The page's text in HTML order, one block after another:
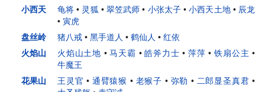
小西天
龟将 • 灵狐 • 翠笠武师 • 小张太子•小西天土地• 辰龙
• 寅虎
盘丝岭
猪八戒 • 黑手道人 • 鹤仙人 • 红依
火焰山
火焰山土地 •马天霸 •皓斧力士 •萍萍 •铁扇公主 •
牛魔王
花果山
王灵官 • 通臂猿猴 • 老猴子 • 弥勒 • 二郎显圣真君 •